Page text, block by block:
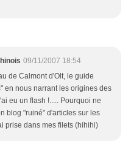
09/11/2007 18:54
de Calmont d'Olt, le guide
en nous narrant les origines des
eu un flash !..... Pourquoi ne
blog "ruiné" d'articles sur les
prise dans mes filets (hihihi)